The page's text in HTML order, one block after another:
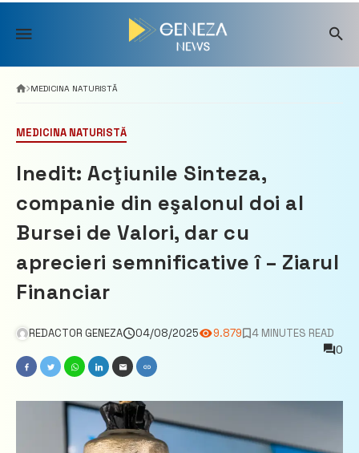
Skip
content
MEDICINA NATURISTĂ
MEDICINA NATURISTĂ
Inedit: Acţiunile Sinteza,
companie din eşalonul doi al
Bursei de Valori, dar cu
aprecieri semnificative î – Ziarul
Financiar
REDACTOR GENEZA 04/08/2025 9.879
4 MINUTES READ
0